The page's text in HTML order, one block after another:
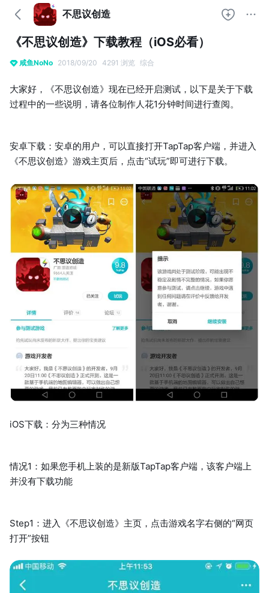
不思议创造
《不思议创造》下载教程（iOS必看）
咸鱼NoNo 2018/09/20 4291 浏览 综合
大家好，《不思议创造》现在已经开启测试，以下是关于下载
过程中的一些说明，请各位制作人花1分钟时间进行查阅。
安卓下载：安卓的用户，可以直接打开TapTap客户端，并进入
《不思议创造》游戏主页后，点击“试玩”即可进行下载。
iOS下载：分为三种情况
情况1：如果您手机上装的是新版TapTap客户端，该客户端上
并没有下载功能
Step1：进入《不思议创造》主页，点击游戏名字右侧的“网页
打开”按钮